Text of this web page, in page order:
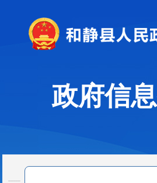
政府信